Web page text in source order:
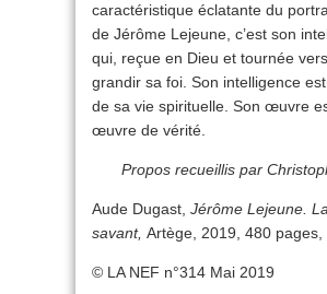
caractéristique éclatante du
de Jérôme Lejeune, c’est son
qui, reçue en Dieu et tournée
grandir sa foi. Son intelligence
de sa vie spirituelle. Son œuvre
œuvre de vérité.
Propos recueillis par
Aude Dugast, Jérôme Lejeune.
savant, Artège, 2019, 480 pages,
© LA NEF n°314 Mai 2019